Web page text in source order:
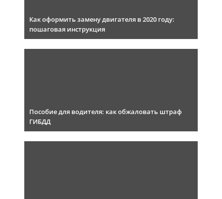
Как оформить замену двигателя в 2020 году:
пошаговая инструкция
Пособие для водителя: как обжаловать штраф
ГИБДД